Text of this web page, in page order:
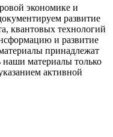
экономике и
развитие
квантовых технологий
и развитие
принадлежат
материалы только
активной